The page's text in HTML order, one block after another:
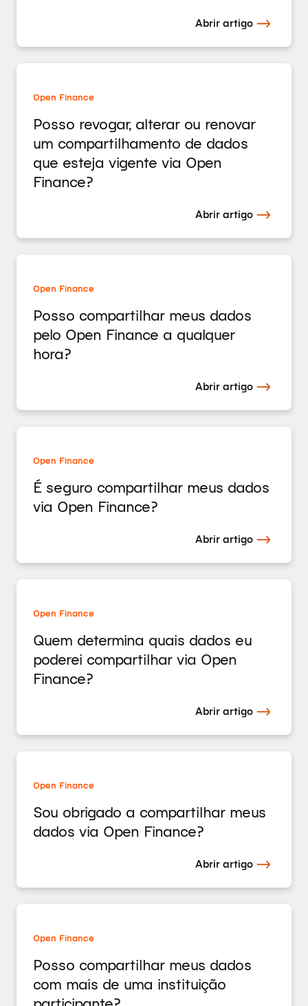
Abrir artigo
Open Finance
Posso revogar, alterar ou renovar
um compartilhamento de dados
que esteja vigente via Open
Finance?
Abrir artigo
Open Finance
Posso compartilhar meus dados
pelo Open Finance a qualquer
hora?
Abrir artigo
Open Finance
É seguro compartilhar meus dados
via Open Finance?
Abrir artigo
Open Finance
Quem determina quais dados eu
poderei compartilhar via Open
Finance?
Abrir artigo
Open Finance
Sou obrigado a compartilhar meus
dados via Open Finance?
Abrir artigo
Open Finance
Posso compartilhar meus dados
com mais de uma instituição